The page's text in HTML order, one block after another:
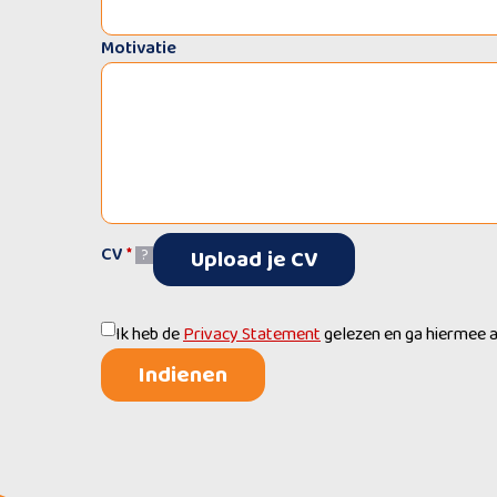
Motivatie
CV* ? Upload je CV
Ik heb dePrivacy Statementgelezen en ga hiermee
Indienen